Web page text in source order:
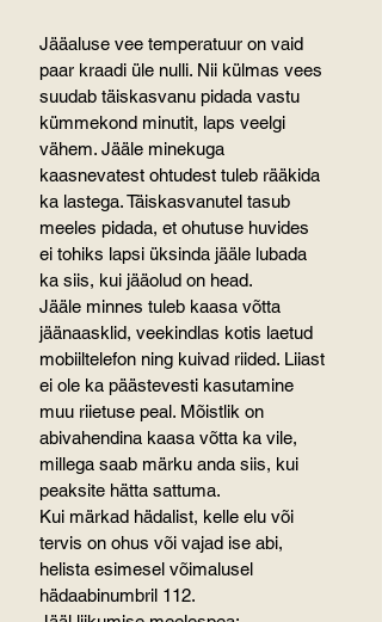
Jääaluse vee temperatuur on vaid
paar kraadi üle nulli. Nii külmas vees
suudab täiskasvanu pidada vastu
kümmekond minutit, laps veelgi
vähem. Jääle minekuga
kaasnevatest ohtudest tuleb rääkida
ka lastega. Täiskasvanutel tasub
meeles pidada, et ohutuse huvides
ei tohiks lapsi üksinda jääle lubada
ka siis, kui jääolud on head.
Jääle minnes tuleb kaasa võtta
jäänaasklid, veekindlas kotis laetud
mobiiltelefon ning kuivad riided. Liiast
ei ole ka päästevesti kasutamine
muu riietuse peal. Mõistlik on
abivahendina kaasa võtta ka vile,
millega saab märku anda siis, kui
peaksite hätta sattuma.
Kui märkad hädalist, kelle elu või
tervis on ohus või vajad ise abi,
helista esimesel võimalusel
hädaabinumbril 112.